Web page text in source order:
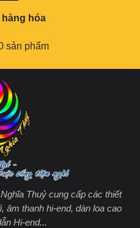
hóa
sản phẩm
Thuỷ cung cấp các thiết
âm thanh hi-end, dàn loa cao
Hi-end...